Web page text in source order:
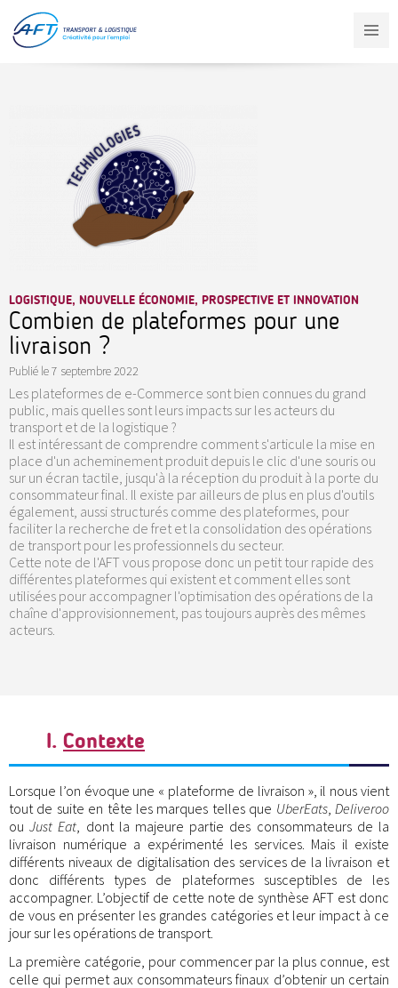
contenu
principal
LOGISTIQUE, NOUVELLE ÉCONOMIE, PROSPECTIVE ET INNOVATION
Combien de plateformes pour une
livraison ?
Publié le7 septembre 2022
Les plateformes de e-Commerce sont bien connues du grand
public, mais quelles sont leurs impacts sur les acteurs du
transport et de la logistique ?
Il est intéressant de comprendre comment s'articule la mise en
place d'un acheminement produit depuis le clic d'une souris ou
sur un écran tactile, jusqu'à la réception du produit à la porte du
consommateur final. Il existe par ailleurs de plus en plus d'outils
également, aussi structurés comme des plateformes, pour
faciliter la recherche de fret et la consolidation des opérations
de transport pour les professionnels du secteur.
Cette note de l'AFT vous propose donc un petit tour rapide des
différentes plateformes qui existent et comment elles sont
utilisées pour accompagner l'optimisation des opérations de la
chaîne d'approvisionnement, pas toujours auprès des mêmes
acteurs.
I. Contexte
Lorsque l’on évoque une « plateforme de livraison », il nous vient
tout de suite en tête les marques telles que UberEats,Deliveroo
ouJust Eat, dont la majeure partie des consommateurs de la
livraison numérique a expérimenté les services. Mais il existe
différents niveaux de digitalisation des services de la livraison et
donc différents types de plateformes susceptibles de les
accompagner. L’objectif de cette note de synthèse AFT est donc
de vous en présenter les grandes catégories et leur impact à ce
jour sur les opérations de transport.
La première catégorie, pour commencer par la plus connue, est
celle qui permet aux consommateurs finaux d’obtenir un certain